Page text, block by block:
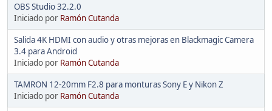
OBS Studio 32.2.0
Iniciado por Ramón Cutanda
Salida 4K HDMI con audio y otras mejoras en Blackmagic Camera
3.4 para Android
Iniciado por Ramón Cutanda
TAMRON 12-20mm F2.8 para monturas Sony E y Nikon Z
Iniciado por Ramón Cutanda